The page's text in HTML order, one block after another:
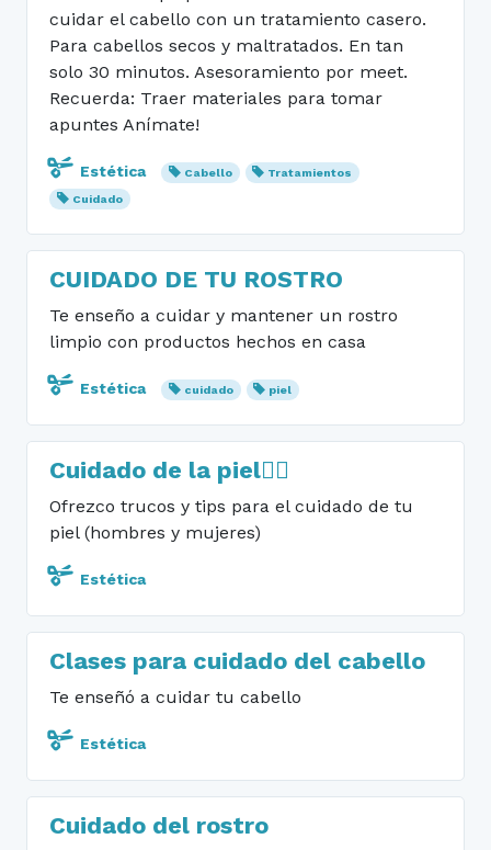
cuidar el cabello con un tratamiento casero.
Para cabellos secos y maltratados. En tan
solo 30 minutos. Asesoramiento por meet.
Recuerda: Traer materiales para tomar
apuntes Anímate!
Estética Cabello
Tratamientos
Cuidado
CUIDADO DE TU ROSTRO
Te enseño a cuidar y mantener un rostro
limpio con productos hechos en casa
Estética cuidado piel
Cuidado de la piel🧖‍♀️
Ofrezco trucos y tips para el cuidado de tu
piel (hombres y mujeres)
Estética
Clases para cuidado del cabello
Te enseñó a cuidar tu cabello
Estética
Cuidado del rostro